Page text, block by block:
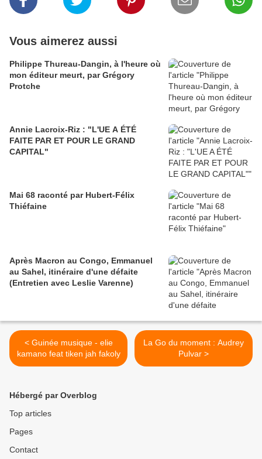
Vous aimerez aussi
Philippe Thureau-Dangin, à l'heure où
mon éditeur meurt, par Grégory
Protche
Annie Lacroix-Riz : "L'UE A ÉTÉ
FAITE PAR ET POUR LE GRAND
CAPITAL"
Mai 68 raconté par Hubert-Félix
Thiéfaine
Après Macron au Congo, Emmanuel
au Sahel, itinéraire d'une défaite
(Entretien avec Leslie Varenne)
< Guinée musique - elie
kamano feat tiken jah fakoly
La Go du moment : Audrey
Pulvar >
Hébergé par Overblog
Top articles
Pages
Contact